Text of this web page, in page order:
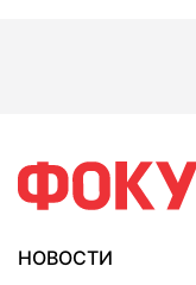
НОВОСТИ